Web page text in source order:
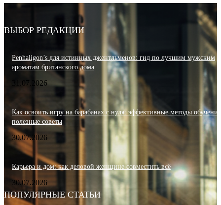
ВЫБОР РЕДАКЦИИ
Penhaligon’s для истинных джентльменов: гид по лучшим мужским
ароматам британского дома
31.07.2026
Как освоить игру на барабанах с нуля: эффективные методы
полезные советы
30.07.2026
Карьера и дом: как деловой женщине совместить всё
30.07.2026
ПОПУЛЯРНЫЕ СТАТЬИ